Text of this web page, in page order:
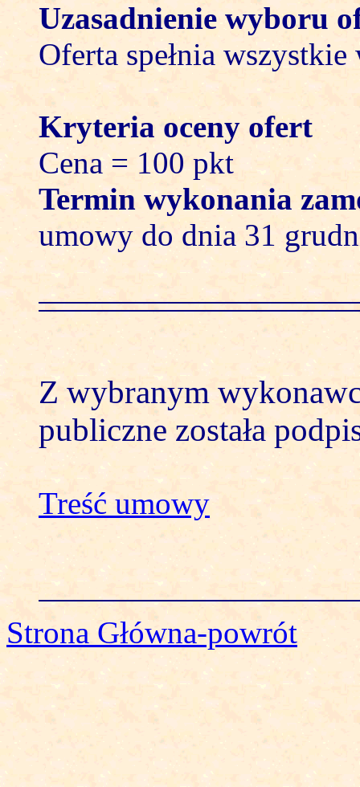
Uzasadnienie wyboru
Oferta spełnia
Kryteria oceny ofert
Cena = 100 pkt
Termin wykonania
umowy do dnia 31
Z wybranym
publiczne została
Treść umowy
Strona Główna-powrót